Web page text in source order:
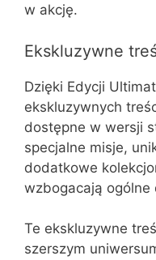
w akcję.
Ekskluzywne
Dzięki Edycji
ekskluzywnych
dostępne w wersji
specjalne misje,
dodatkowe
wzbogacają
Te ekskluzywne
szerszym